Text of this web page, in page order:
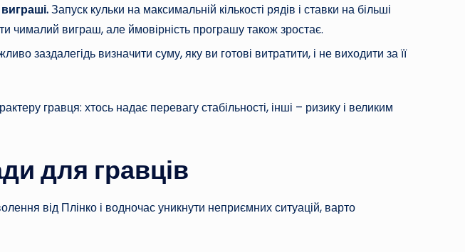
Запуск кульки на максимальній кількості рядів і ставки на більші
чималий виграш, але ймовірність програшу також зростає.
заздалегідь визначити суму, яку ви готові витратити, і не виходити за її
гравця: хтось надає перевагу стабільності, інші – ризику і великим
для гравців
від Плінко і водночас уникнути неприємних ситуацій, варто